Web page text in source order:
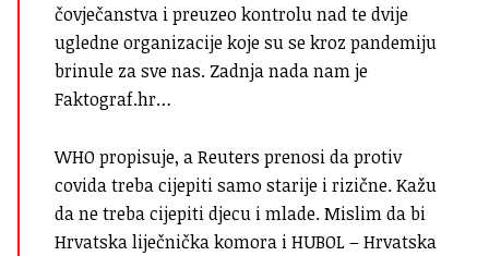
čovječanstva i preuzeo kontrolu nad te dvije
ugledne organizacije koje su se kroz pandemiju
brinule za sve nas. Zadnja nada nam je
Faktograf.hr…
WHO propisuje, a Reuters prenosi da protiv
covida treba cijepiti samo starije i rizične. Kažu
da ne treba cijepiti djecu i mlade. Mislim da bi
Hrvatska liječnička komora i HUBOL – Hrvatska